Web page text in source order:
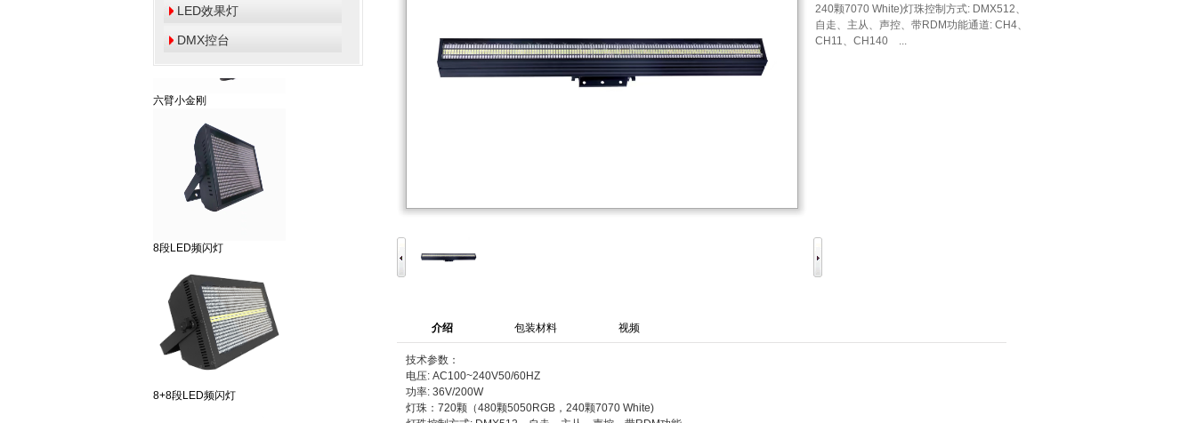
LED效果灯
DMX控台
240颗7070 White)灯珠控制方式: DMX512、
自走、主从、声控、带RDM功能通道: CH4、
CH11、CH140 ...
介绍 包装材料 视频
技术参数：
电压: AC100~240V50/60HZ
功率: 36V/200W
灯珠：720颗（480颗5050RGB，240颗7070 White)